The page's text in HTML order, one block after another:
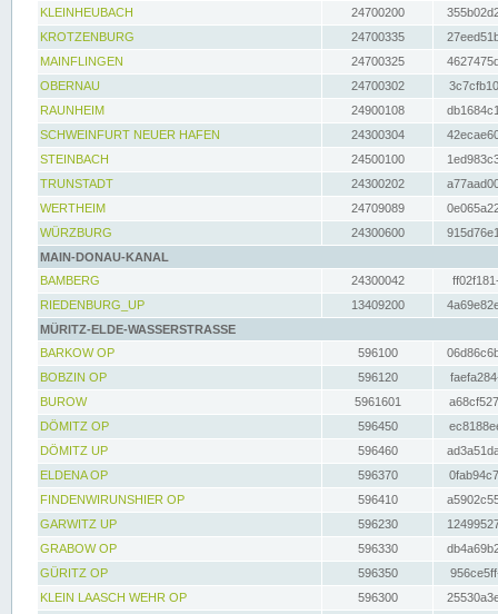
KLEINHEUBACH 24700200
KROTZENBURG
24700335
MAINFLINGEN
24700325
OBERNAU
24700302
RAUNHEIM
24900108
SCHWEINFURT NEUER HAFEN
24300304
STEINBACH
24500100
TRUNSTADT
24300202
WERTHEIM
24709089
WÜRZBURG
24300600
MAIN-DONAU-KANAL
BAMBERG
24300042
RIEDENBURG_UP
13409200
MÜRITZ-ELDE-WASSERSTRASSE
BARKOW OP
596100
BOBZIN OP
596120
BUROW
5961601
DÖMITZ OP
596450
DÖMITZ UP
596460
ELDENA OP
596370
FINDENWIRUNSHIER OP
596410
GARWITZ UP
596230
GRABOW OP
596330
GÜRITZ OP
596350
KLEIN LAASCH WEHR OP
596300